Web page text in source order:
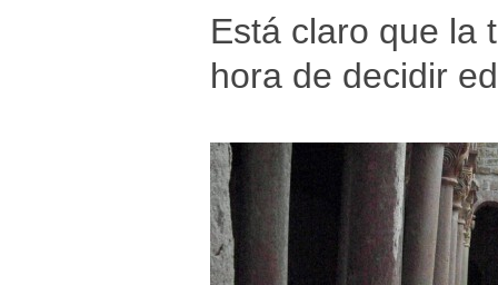
Está claro que la
hora de decidir